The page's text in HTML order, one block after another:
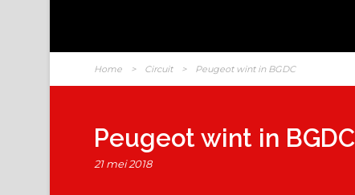
Home > Circuit > Peugeot wint in BGDC
Peugeot wint in BGDC
21 mei 2018